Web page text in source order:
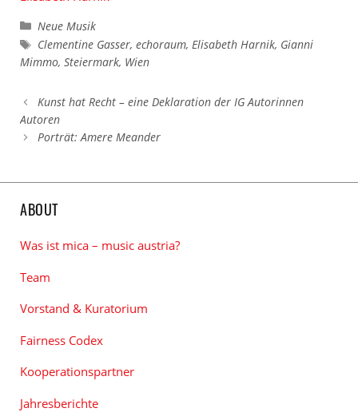
Kategorien
Neue Musik
Schlagwörter
Clementine Gasser,echoraum,Elisabeth Harnik, Gianni
Mimmo, Steiermark, Wien
Kunst hat Recht – eine Deklaration der IG Autorinnen
Autoren
Porträt: Amere Meander
ABOUT
Was ist mica – music austria?
Team
Vorstand & Kuratorium
Fairness Codex
Kooperationspartner
Jahresberichte